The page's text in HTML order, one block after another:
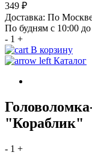
349 ₽
Доставка: По
По будням с 10:00
- 1 +
В корзину
Каталог
"Кораблик"
- 1 +